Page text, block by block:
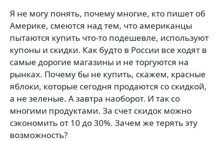
Я не могу понять, почему многие, кто пишет об
Америке, смеются над тем, что американцы
пытаются купить что-то подешевле, используют
купоны и скидки. Как будто в России все ходят в
самые дорогие магазины и не торгуются на
рынках. Почему бы не купить, скажем, красные
яблоки, которые сегодня продаются со скидкой,
а не зеленые. А завтра наоборот. И так со
многими продуктами. За счет скидок можно
сэкономить от 10 до 30%. Зачем же терять эту
возможность?